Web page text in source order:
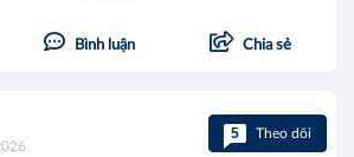
Bình luận Chia sẻ
5 Theo dõi